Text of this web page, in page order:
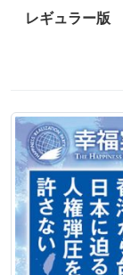
レギュラー版